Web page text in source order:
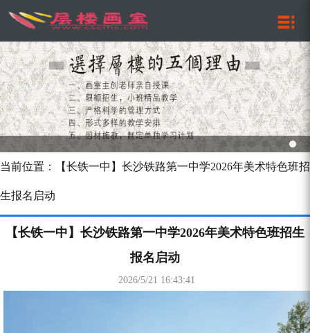
当前位置：【长铁一中】长沙铁路第一中学2026年美术特色班招
生报名启动
【长铁一中】长沙铁路第一中学2026年美术特色班招生
报名启动
2026/5/21 16:43:41